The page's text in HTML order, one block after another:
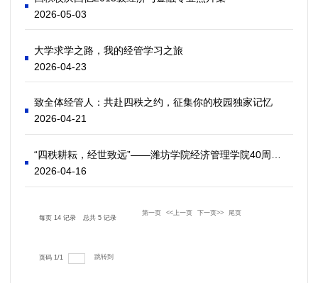
2026-05-03
大学求学之路，我的经管学习之旅
2026-04-23
致全体经管人：共赴四秩之约，征集你的校园独家记忆
2026-04-21
2026-04-16
每页 14记录 总共 5记录
第一页 <<上一页 下一页>> 尾页
页码 1/1 跳转到